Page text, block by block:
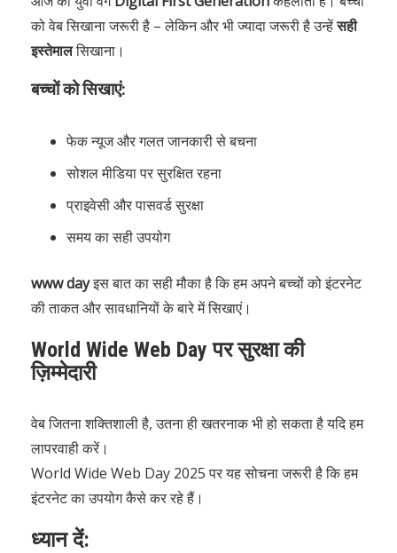
को वेब सिखाना जरूरी है – लेकिन और भी ज्यादा जरूरी है उन्हेंसही
इस्तेमालसिखाना।
बच्चों को सिखाएं:
फेक न्यूज और गलत जानकारी से बचना
सोशल मीडिया पर सुरक्षित रहना
प्राइवेसी और पासवर्ड सुरक्षा
समय का सही उपयोग
www dayइस बात का सही मौका है कि हम अपने बच्चों को इंटरनेट
की ताकत और सावधानियों के बारे में सिखाएं।
World Wide Web Day पर सुरक्षा की
ज़िम्मेदारी
वेब जितना शक्तिशाली है, उतना ही खतरनाक भी हो सकता है यदि हम
लापरवाही करें।
World Wide Web Day 2025 पर यह सोचना जरूरी है कि हम
इंटरनेट का उपयोग कैसे कर रहे हैं।
ध्यान दें: